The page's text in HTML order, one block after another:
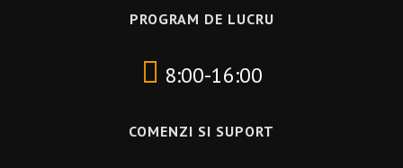
PROGRAM DE LUCRU
8:00-16:00
COMENZI SI SUPORT